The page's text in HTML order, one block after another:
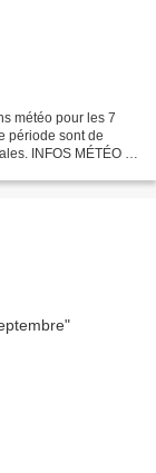
météo pour les 7
période sont de
INFOS MÉTÉO :